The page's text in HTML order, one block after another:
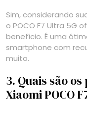
Sim, considerando
o POCO F7 Ultra 5G
benefício. É uma
smartphone com
muito.
3. Quais são
Xiaomi POCO